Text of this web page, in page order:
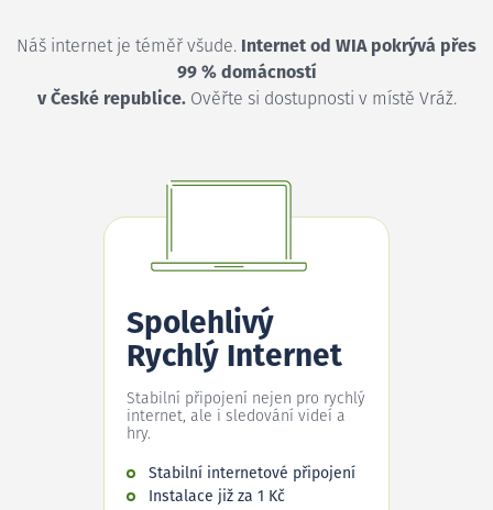
Náš internet je téměř všude. Internet od WIA pokrývá přes
99 % domácností
v České republice.Ověřte si dostupnosti v místě Vráž.
Spolehlivý
Rychlý Internet
Stabilní připojení nejen pro rychlý
internet, ale i sledování videí a
hry.
Stabilní internetové připojení
Instalace již za 1 Kč